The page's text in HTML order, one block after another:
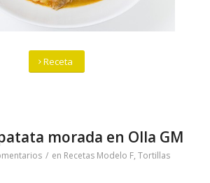
Receta
morada en Olla GM
/ en Recetas Modelo F, Tortillas